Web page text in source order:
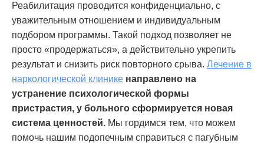
Реабилитация проводится конфиденциально, с
уважительным отношением и индивидуальным
подбором программы. Такой подход позволяет не
просто «продержаться», а действительно укрепить
результат и снизить риск повторного срыва. Лечение в
наркологической клинике направлено на
устранение психологической формы
пристрастия, у больного сформируется новая
система ценностей. Мы гордимся тем, что можем
помочь нашим подопечным справиться с пагубным